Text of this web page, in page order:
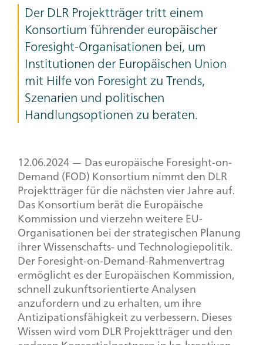
Der DLR Projektträger tritt einem
Konsortium führender europäischer
Foresight-Organisationen bei, um
Institutionen der Europäischen Union
mit Hilfe von Foresightzu Trends,
Szenarien und politischen
Handlungsoptionen zu beraten.
12.06.2024 — Das europäischeForesight-on-
Demand(FOD) Konsortium nimmt den DLR
Projektträger für die nächsten vier Jahre auf.
Das Konsortium berät die Europäische
Kommission und vierzehn weitere EU-
Organisationen bei der strategischen Planung
ihrer Wissenschafts- und Technologiepolitik.
DerForesight-on-Demand-Rahmenvertrag
ermöglicht es der Europäischen Kommission,
schnell zukunftsorientierte Analysen
anzufordern und zu erhalten, um ihre
Antizipationsfähigkeit zu verbessern. Dieses
Wissen wird vom DLR Projektträger und den